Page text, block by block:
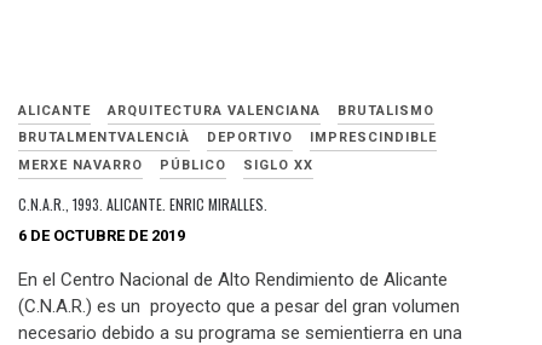
ALICANTE ARQUITECTURA VALENCIANA
BRUTALISMO
BRUTALMENTVALENCIÀ
DEPORTIVO
IMPRESCINDIBLE
MERXE NAVARRO
PÚBLICO SIGLO XX
C.N.A.R., 1993. ALICANTE. ENRIC MIRALLES.
6 DE OCTUBRE DE 2019
En el Centro Nacional de Alto Rendimiento de Alicante
(C.N.A.R.) es un proyecto que a pesar del gran volumen
necesario debido a su programa se semientierra en una